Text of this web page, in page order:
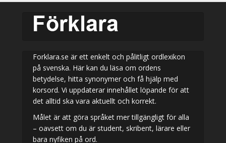
Forklara.se är ett enkelt och pålitligt ordlexikon
på svenska. Här kan du läsa om ordens
betydelse, hitta synonymer och få hjälp med
korsord. Vi uppdaterar innehållet löpande för att
det alltid ska vara aktuellt och korrekt.
Målet är att göra språket mer tillgängligt för alla
– oavsett om du är student, skribent, lärare eller
bara nyfiken på ord.